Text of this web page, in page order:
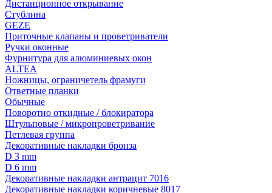
Дистанционное открывание
Стублина
GEZE
Приточные клапаны и проветриватели
Ручки оконные
Фурнитура для алюминиевых окон
ALTEA
Ножницы, ограничетель фрамуги
Ответные планки
Обычные
Поворотно откидные / блокиратора
Штульповые / микропроветривание
Петлевая группа
Декоративные накладки бронза
D 3 mm
D 6 mm
Декоративные накладки антрацит 7016
Декоративные накладки коричневые 8017